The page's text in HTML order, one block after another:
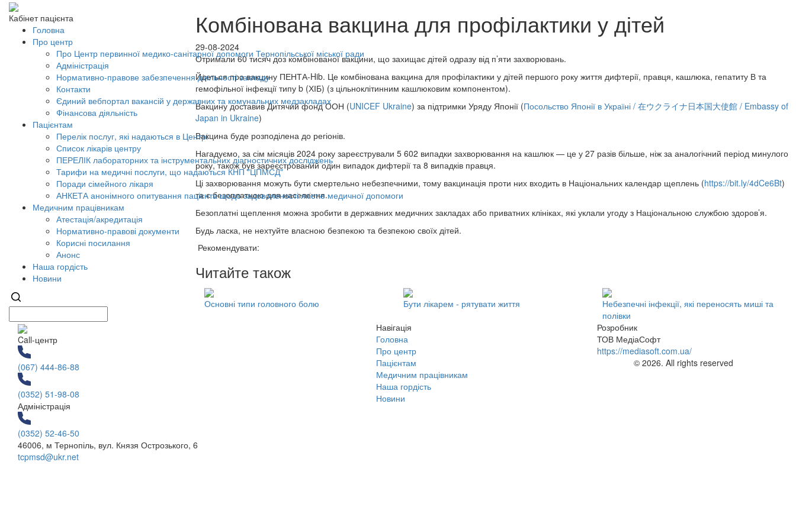
Кабінет пацієнта
Головна
Про центр
Про Центр первинної медико-санітарної допомоги Тернопільської міської ради
Адміністрація
Нормативно-правове забезпечення діяльності закладу
Контакти
Єдиний вебпортал вакансій у державних та комунальних медзакладах
Фінансова діяльність
Пацієнтам
Перелік послуг, які надаються в Центрі
Список лікарів центру
ПЕРЕЛІК лабораторних та інструментальних діагностичних досліджень
Тарифи на медичні послуги, що надаються КНП "ЦПМСД"
Поради сімейного лікаря
АНКЕТА анонімного опитування пацієнта щодо задоволеності якістю медичної допомоги
Медичним працівникам
Атестація/акредитація
Нормативно-правові документи
Корисні посилання
Анонс
Наша гордість
Новини
Комбінована вакцина для профілактики у дітей
29-08-2024
Отримали 60 тисяч доз комбінованої вакцини, що захищає дітей одразу від п’яти захворювань.
Йдеться про вакцину ПЕНТА-Hib. Це комбінована вакцина для профілактики у дітей першого року життя дифтерії, правця, кашлюка, гепатиту В та
гемофільної інфекції типу b (ХІБ) (з цільноклітинним кашлюковим компонентом).
Вакцину доставив Дитячий фонд ООН (UNICEF Ukraine) за підтримки Уряду Японії (Посольство Японії в Україні / 在ウクライナ日本国大使館 / Embassy of
Japan in Ukraine)
Вакцина буде розподілена до регіонів.
Нагадуємо, за сім місяців 2024 року зареєстрували 5 602 випадки захворювання на кашлюк — це у 27 разів більше, ніж за аналогічний період минулого
року, також був зареєстрований один випадок дифтерії та 8 випадків правця.
Ці захворювання можуть бути смертельно небезпечними, тому вакцинація проти них входить в Національних календар щеплень (https://bit.ly/4dCe6Bt)
та є безоплатною для населення.
Безоплатні щеплення можна зробити в державних медичних закладах або приватних клініках, які уклали угоду з Національною службою здоров’я.
Будь ласка, не нехтуйте власною безпекою та безпекою своїх дітей.
Рекомендувати:
Читайте також
Основні типи головного болю Бути лікарем - рятувати життя
Небезпечні інфекції, які переносять миші та
полівки
Call-центр
(067) 444-86-88
(0352) 51-98-08
Адміністрація
(0352) 52-46-50
46006, м Тернопіль, вул. Князя Острозького, 6
tcpmsd@ukr.net
Навігація
Головна
Про центр
Пацієнтам
Медичним працівникам
Наша гордість
Новини
Розробник
ТОВ МедіаСофт
https://mediasoft.com.ua/
© 2026. All rights reserved